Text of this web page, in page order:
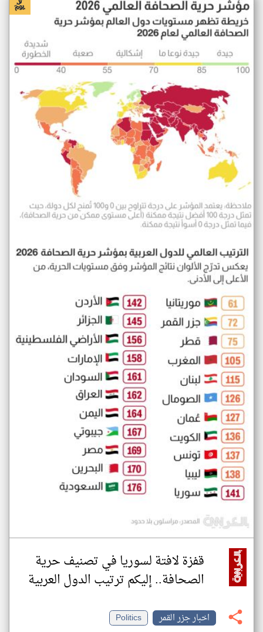
قفزة لافتة لسوريا في تصنيف حرية
الصحافة.. إليكم ترتيب الدول العربية
اخبار جزر القمر
Politics